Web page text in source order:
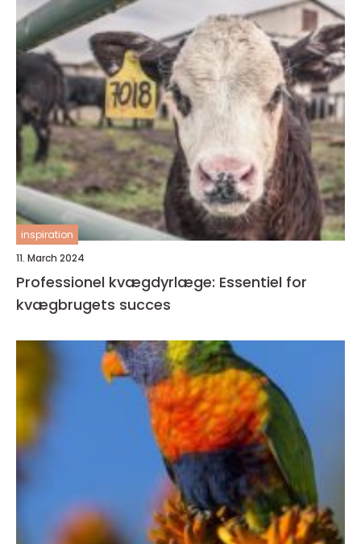
inspiration
11. March 2024
Professionel kvægdyrlæge: Essentiel for
kvægbrugets succes